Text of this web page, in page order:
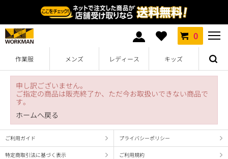
0
作業服 メンズ レディース キッズ
申し訳ございません。
ご指定の商品は販売終了か、ただ今お取扱いできない商品で
す。
ホームへ戻る
ご利用ガイド プライバシーポリシー
特定商取引法に基づく表示 ご利用規約